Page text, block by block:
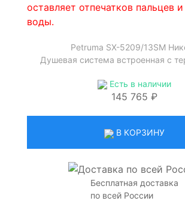
оставляет отпечатков пальцев
воды.
Petruma SX-5209/13SM
Душевая система встроенная с
Есть в наличии
145 765 ₽
В КОРЗИНУ
Бесплатная доставка
по всей России